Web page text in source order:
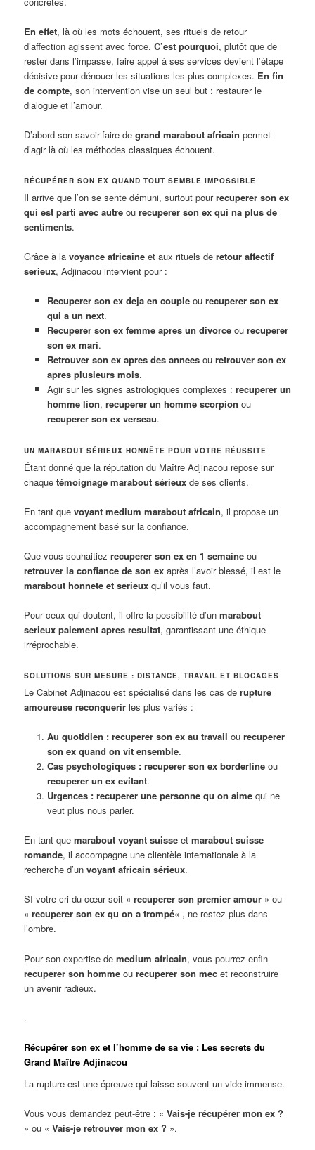
En effet, là où les mots échouent, ses rituels de retour
d’affection agissent avec force.C’est pourquoi, plutôt que de
rester dans l’impasse, faire appel à ses services devient l’étape
décisive pour dénouer les situations les plus complexes. En fin
de compte, son intervention vise un seul but : restaurer le
dialogue et l’amour.
D’abord son savoir-faire degrand marabout africain permet
d’agir là où les méthodes classiques échouent.
RÉCUPÉRER SON EX QUAND TOUT SEMBLE IMPOSSIBLE
Il arrive que l’on se sente démuni, surtout pourrecuperer son ex
qui est parti avec autre ourecuperer son ex qui na plus de
sentiments.
Grâce à lavoyance africaine et aux rituels deretour affectif
serieux, Adjinacou intervient pour :
Recuperer son ex deja en coupleou recuperer son ex
qui a un next.
Recuperer son ex femme apres un divorceou recuperer
son ex mari.
Retrouver son ex apres des anneesou retrouver son ex
apres plusieurs mois.
Agir sur les signes astrologiques complexes : recuperer un
homme lion, recuperer un homme scorpion ou
recuperer son ex verseau.
UN MARABOUT SÉRIEUX HONNÊTE POUR VOTRE RÉUSSITE
Étant donné que la réputation du Maître Adjinacou repose sur
chaquetémoignage marabout sérieux de ses clients.
En tant quevoyant medium marabout africain, il propose un
accompagnement basé sur la confiance.
Que vous souhaitiezrecuperer son ex en 1 semaine ou
retrouver la confiance de son ex après l’avoir blessé, il est le
marabout honnete et serieux qu’il vous faut.
Pour ceux qui doutent, il offre la possibilité d’unmarabout
serieux paiement apres resultat, garantissant une éthique
irréprochable.
SOLUTIONS SUR MESURE : DISTANCE, TRAVAIL ET BLOCAGES
Le Cabinet Adjinacou est spécialisé dans les cas derupture
amoureuse reconquerir les plus variés :
Au quotidien : recuperer son ex au travail ou recuperer
son ex quand on vit ensemble.
Cas psychologiques : recuperer son ex borderlineou
recuperer un ex evitant.
Urgences : recuperer une personne qu on aimequi ne
veut plus nous parler.
En tant quemarabout voyant suisse etmarabout suisse
romande, il accompagne une clientèle internationale à la
recherche d’unvoyant africain sérieux.
SI votre cri du cœur soit «recuperer son premier amour » ou
«recuperer son ex qu on a trompé« , ne restez plus dans
l’ombre.
Pour son expertise demedium africain, vous pourrez enfin
recuperer son homme ourecuperer son mec et reconstruire
un avenir radieux.
.
Récupérer son ex et l’homme de sa vie : Les secrets du
Grand Maître Adjinacou
La rupture est une épreuve qui laisse souvent un vide immense.
Vous vous demandez peut-être : «Vais-je récupérer mon ex ?
» ou «Vais-je retrouver mon ex ? ».